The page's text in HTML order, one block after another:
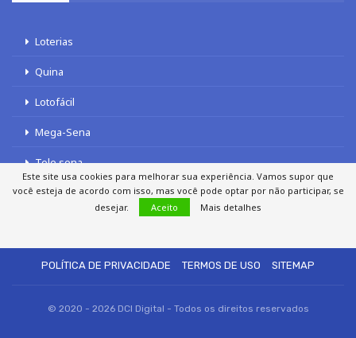
Loterias
Quina
Lotofácil
Mega-Sena
Tele sena
POLÍTICA DE PRIVACIDADE
TERMOS DE USO SITEMAP
© 2020 - 2026 DCI Digital - Todos os direitos reservados
Este site usa cookies para melhorar sua experiência. Vamos supor que
você esteja de acordo com isso, mas você pode optar por não participar, se
desejar.
Aceito Mais detalhes